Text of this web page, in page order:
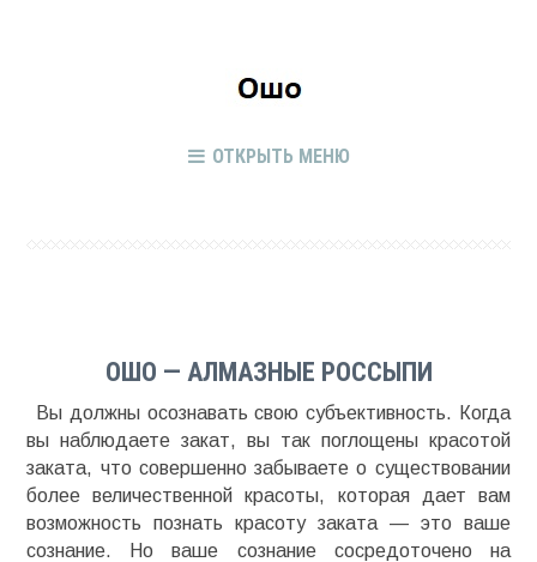
ОТКРЫТЬ МЕНЮ
ОШО — АЛМАЗНЫЕ РОССЫПИ
Вы должны осознавать свою субъективность. Когда
вы наблюдаете закат, вы так поглощены красотой
заката, что совершенно забываете о существовании
более величественной красоты, которая дает вам
возможность познать красоту заката — это ваше
сознание. Но ваше сознание сосредоточено на